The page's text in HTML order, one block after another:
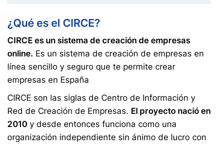
¿Qué es el CIRCE?
CIRCE es un sistema de creación de empresas
online. Es un sistema de creación de empresas en
línea sencillo y seguro que te permite crear
empresas en España
CIRCE son las siglas de Centro de Información y
Red de Creación de Empresas. El proyecto nació en
2010 y desde entonces funciona como una
organización independiente sin ánimo de lucro con